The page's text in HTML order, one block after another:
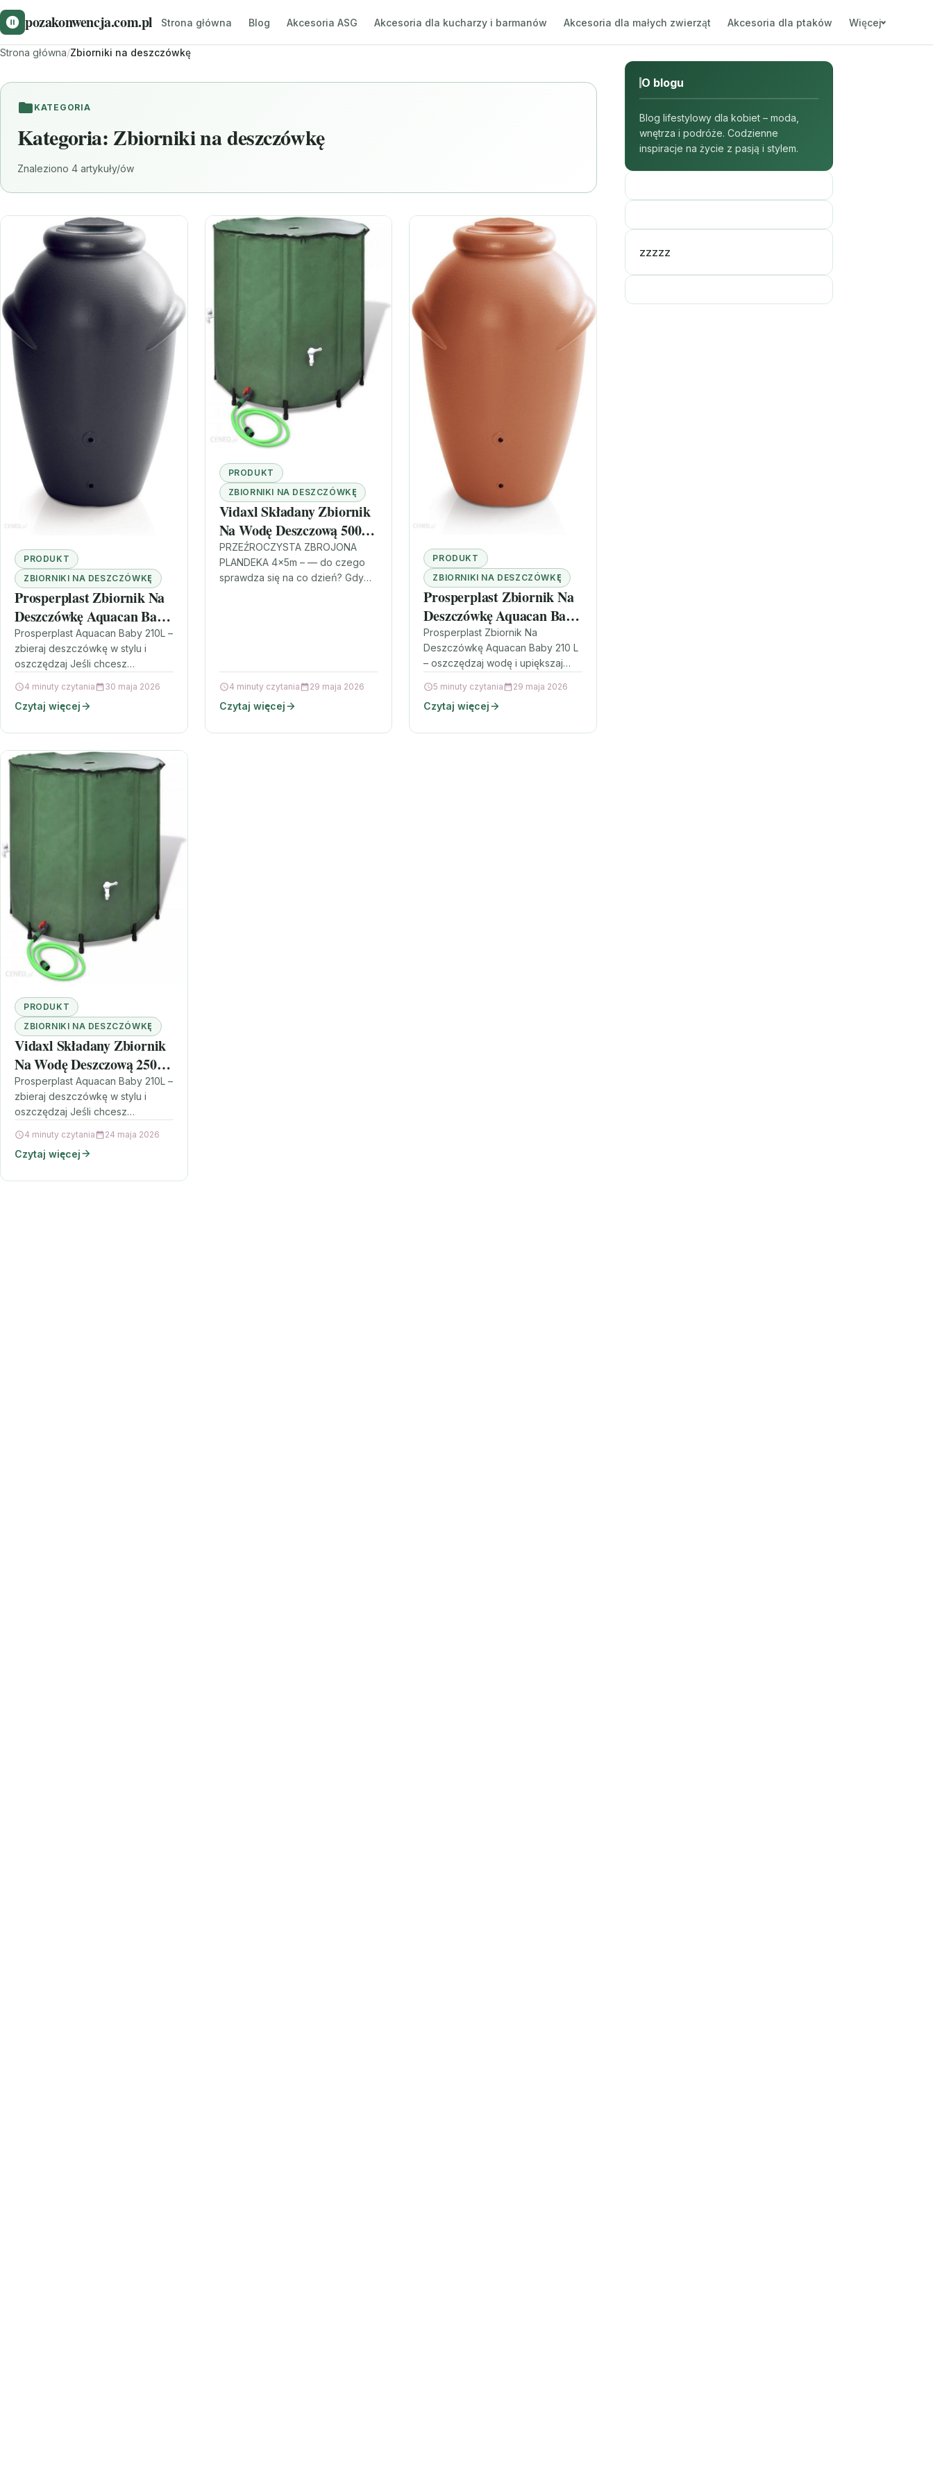
pozakonwencja.com.pl Strona główna Blog Akcesoria ASG Akcesoria dla kucharzy i barmanów Akcesoria dla małych zwierząt Akcesoria dla ptaków Więcej
Strona główna/Zbiorniki na deszczówkę
KATEGORIA
Kategoria: Zbiorniki na deszczówkę
Znaleziono 4 artykuły/ów
PRODUKT
ZBIORNIKI NA DESZCZÓWKĘ
Prosperplast Zbiornik Na
Deszczówkę Aquacan Baby
210L Antracytowy
Prosperplast Aquacan Baby 210L –
zbieraj deszczówkę w stylu i
oszczędzaj Jeśli chcesz
a przy tym zadbać o estetykę…
4 minuty czytania 30 maja 2026
Czytaj więcej
PRODUKT
ZBIORNIKI NA DESZCZÓWKĘ
Vidaxl Składany Zbiornik
Na Wodę Deszczową 500L
(V41222)
PRZEŹROCZYSTA ZBROJONA
PLANDEKA 4x5m – — do czego
sprawdza się na co dzień? Gdy
4 minuty czytania 29 maja 2026
Czytaj więcej
PRODUKT
ZBIORNIKI NA DESZCZÓWKĘ
Prosperplast Zbiornik Na
Deszczówkę Aquacan Baby
210 L
Prosperplast Zbiornik Na
Deszczówkę Aquacan Baby 210 L
– oszczędzaj wodę i upiększaj
zużycie wody z wodociągu do
podlewania, świetnym…
5 minuty czytania 29 maja 2026
Czytaj więcej
PRODUKT
ZBIORNIKI NA DESZCZÓWKĘ
Vidaxl Składany Zbiornik
Na Wodę Deszczową 250L
(V41223)
Prosperplast Aquacan Baby 210L –
zbieraj deszczówkę w stylu i
oszczędzaj Jeśli chcesz
a przy tym zadbać o estetykę…
4 minuty czytania 24 maja 2026
Czytaj więcej
O blogu
Blog lifestylowy dla kobiet – moda,
wnętrza i podróże. Codzienne
inspiracje na życie z pasją i stylem.
zzzzz